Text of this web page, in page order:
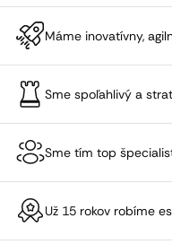
Máme inovatívny,
Sme spoľahlivý a
Sme tím top
Už 15 rokov robíme